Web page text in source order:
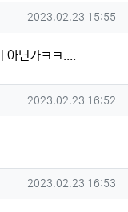
작성일
2023.02.23 15:55
아닌가ㅋㅋ....
작성일
2023.02.23 16:52
작성일
2023.02.23 16:53